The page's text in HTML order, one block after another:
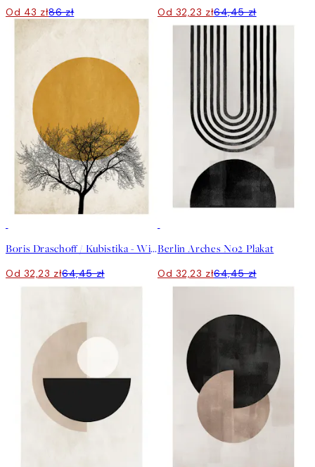
Od 43 zł86 zł Od 32,23 zł64,45 zł
Boris Draschoff / Kubistika - Winter Morning Plakat
Od 32,23 zł64,45 zł
Berlin Arches No2 Plakat
Od 32,23 zł64,45 zł